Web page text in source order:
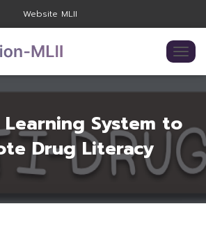
Website MLII
T
O
E
N
A
V
A
System to
Drug Literacy